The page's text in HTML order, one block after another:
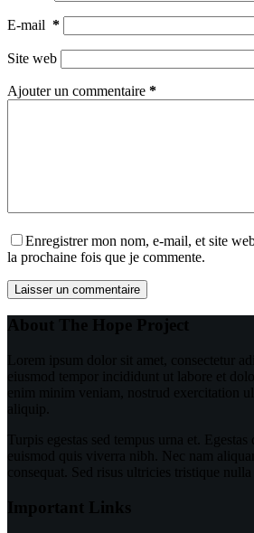
E-mail *
Site web
Ajouter un commentaire *
Enregistrer mon nom, e-mail, et site
la prochaine fois que je commente.
Laisser un commentaire
About The Hope Project
Lorem ipsum dolor sit amet, consectetur
eiusmod tempor incididunt ut labore et
enim minim veniam, nostrud exercitation
aliquip.
Turpis egestas sed tempus urna et.
euismod quis viverra nibh. Nec nam
consequat. Sed risus ultricies tristique nulla
Important Links